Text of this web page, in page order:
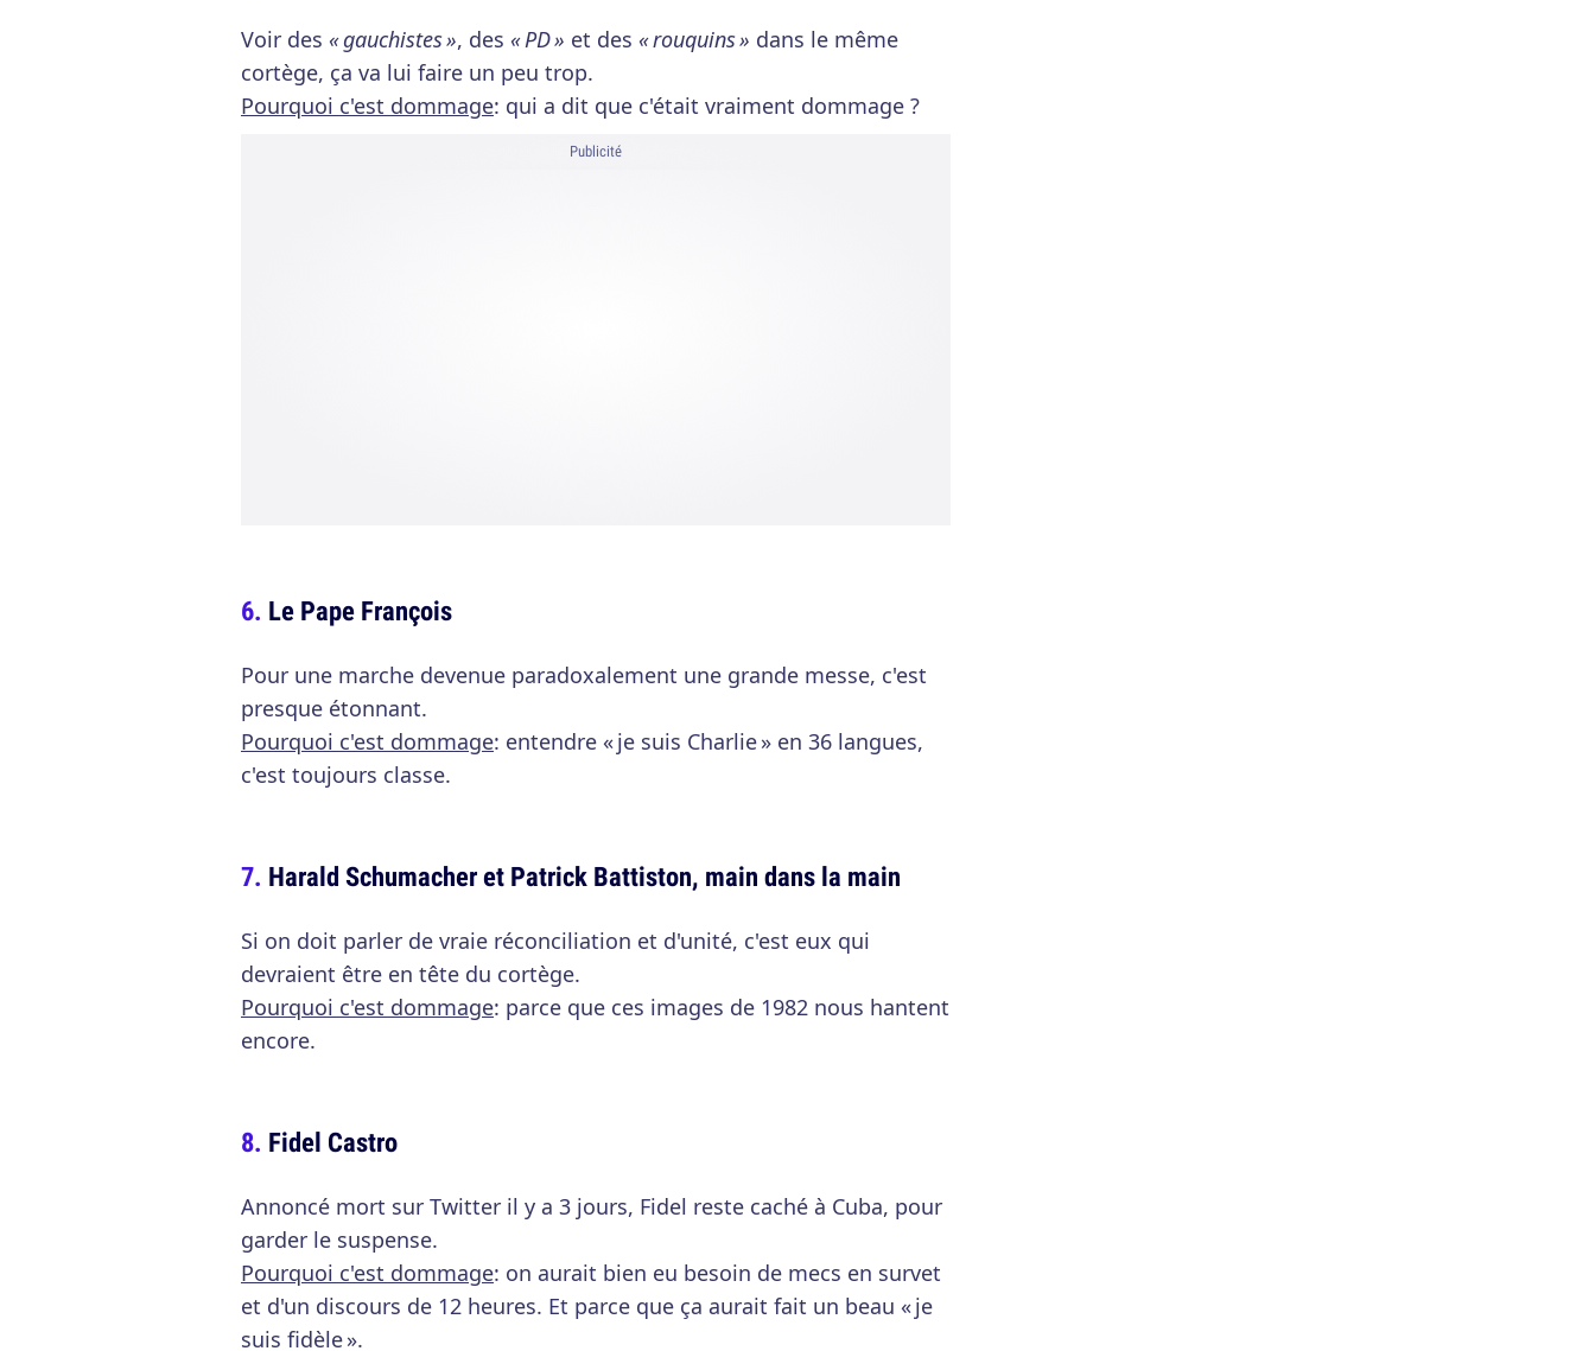
Voir des « gauchistes », des « PD » et des « rouquins » dans le même
cortège, ça va lui faire un peu trop.
Pourquoi c'est dommage: qui a dit que c'était vraiment dommage ?
Publicité
Le Pape François
Pour une marche devenue paradoxalement une grande messe, c'est
presque étonnant.
Pourquoi c'est dommage: entendre « je suis Charlie » en 36 langues,
c'est toujours classe.
Harald Schumacher et Patrick Battiston, main dans la main
Si on doit parler de vraie réconciliation et d'unité, c'est eux qui
devraient être en tête du cortège.
Pourquoi c'est dommage: parce que ces images de 1982 nous hantent
encore.
Fidel Castro
Annoncé mort sur Twitter il y a 3 jours, Fidel reste caché à Cuba, pour
garder le suspense.
Pourquoi c'est dommage: on aurait bien eu besoin de mecs en survet
et d'un discours de 12 heures. Et parce que ça aurait fait un beau « je
suis fidèle ».